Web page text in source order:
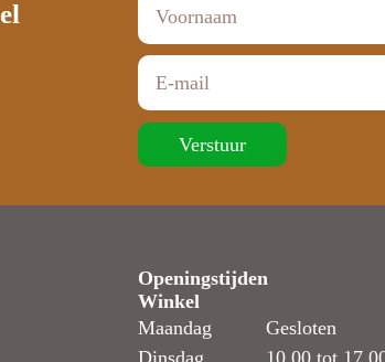
Verstuur
Openingstijden
Winkel
Maandag
Dinsdag
Gesloten
10.00 tot